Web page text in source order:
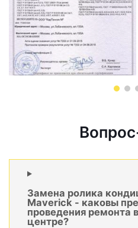
Замена ролика
Maverick - каковы
проведения ремонта
центре?